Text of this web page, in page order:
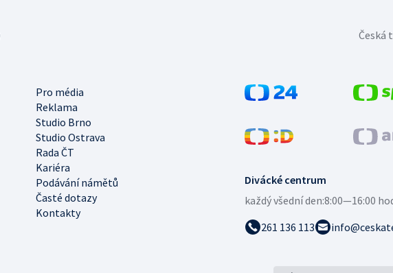
Divácké centrum
každý všední den:8:00—16:00
261 136 113
Pro média
Reklama
Studio Brno
Studio Ostrava
Rada ČT
Kariéra
Podávání námětů
Časté dotazy
Kontakty
Česká